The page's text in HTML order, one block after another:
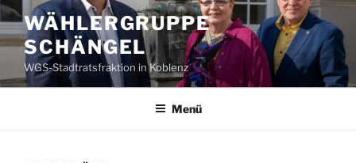
Zum
Inhalt
springen
WÄHLERGRUPPE
SCHÄNGEL
WGS-Stadtratsfraktion in Koblenz
Menü